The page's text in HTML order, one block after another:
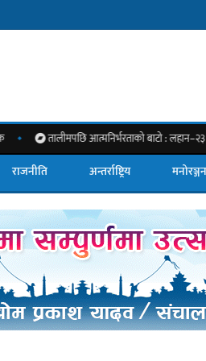
तालीमपछि आत्मनिर्भरताको बाटो : लहान–२३ मा १९
राजनीति अन्तर्राष्ट्रिय मनोरञ्जन